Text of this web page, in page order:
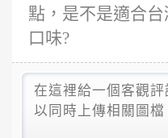
點，是不是適合台
口味?